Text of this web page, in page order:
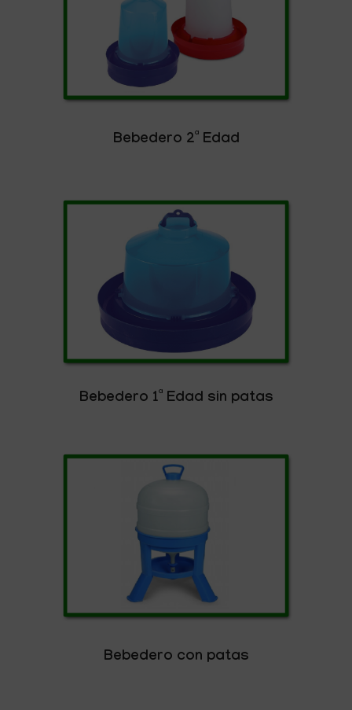
Bebedero 2ª Edad
Bebedero 1ª Edad sin patas
Bebedero con patas